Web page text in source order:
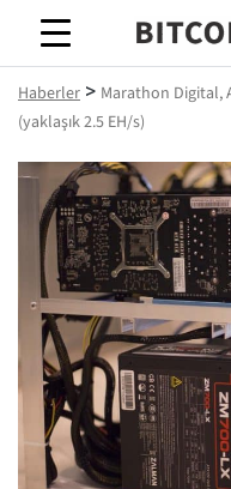
Haberler > Marathon Digital,
(yaklaşık 2.5 EH/s)